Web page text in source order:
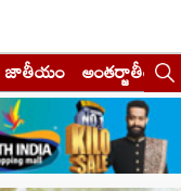
జాతీయం అంతర్జాతీయం